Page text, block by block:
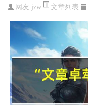
网友:jzw 文章列表